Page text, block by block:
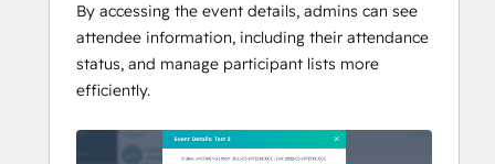
By accessing the event details, admins can see
attendee information, including their attendance
status, and manage participant lists more
efficiently.